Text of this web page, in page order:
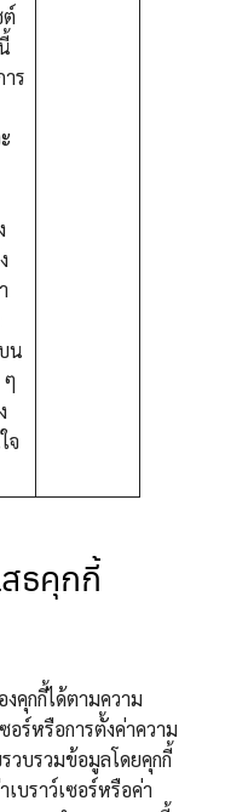
ต์
ร
น
จ
ธคุกกี้
คุกกี้ได้ตามความ
อร์หรือการตั้งค่าความ
วบรวมข้อมูลโดยคุกกี้
บราว์เซอร์หรือค่า